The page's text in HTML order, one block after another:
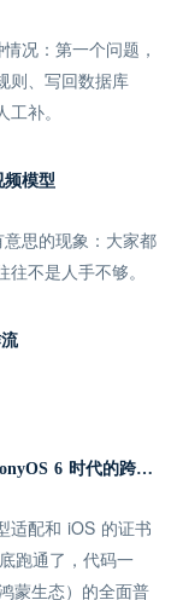
况：第一个问题，
则、写回数据库
补。
模型
思的现象：大家都
不是人手不够。
别再折腾端侧和后端了！Android 17 与 HarmonyOS 6 时代的跨平台推送指南
适配和 iOS 的证书
跑通了，代码一
蒙生态）的全面普